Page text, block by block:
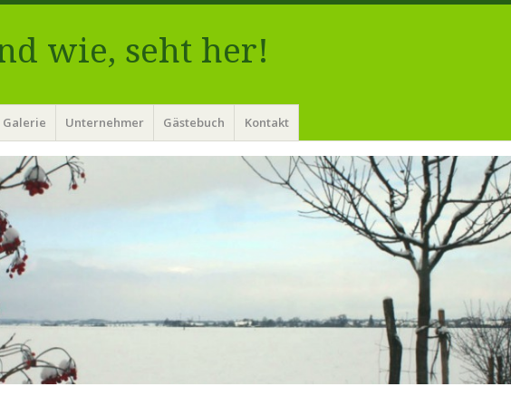
wie, seht her!
Galerie Unternehmer Gästebuch Kontakt